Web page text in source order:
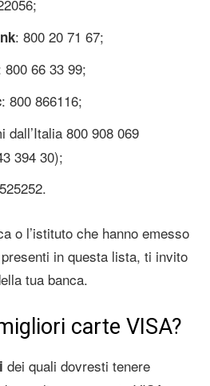
: 800 20 71 67;
800 66 33 99;
: 800 866116;
dall’Italia 800 908 069
394 30);
o l’istituto che hanno emesso
in questa lista, ti invito
tua banca.
carte VISA?
dei quali dovresti tenere